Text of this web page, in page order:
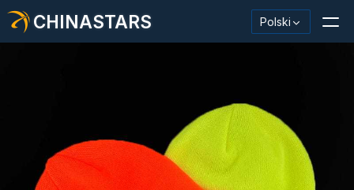
CHINASTARS Polski
Materiał odblaskowy/taśma
Modna tkanina odblaskowa